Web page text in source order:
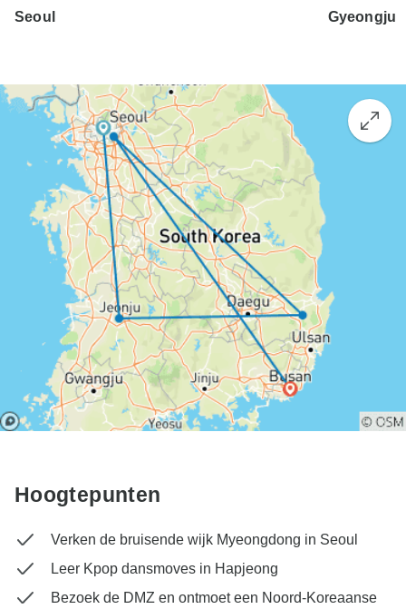
Seoul Gyeongju
Hoogtepunten
Verken de bruisende wijk Myeongdong in Seoul
Leer Kpop dansmoves in Hapjeong
Bezoek de DMZ en ontmoet een Noord-Koreaanse